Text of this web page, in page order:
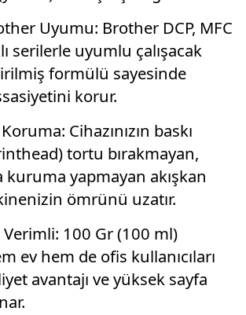
Uyumu: Brother DCP, MFC
serilerle uyumlu çalışacak
formülü sayesinde
korur.
Koruma: Cihazınızın baskı
tortu bırakmayan,
kuruma yapmayan akışkan
ömrünü uzatır.
100 Gr (100 ml)
ev hem de ofis kullanıcıları
avantajı ve yüksek sayfa